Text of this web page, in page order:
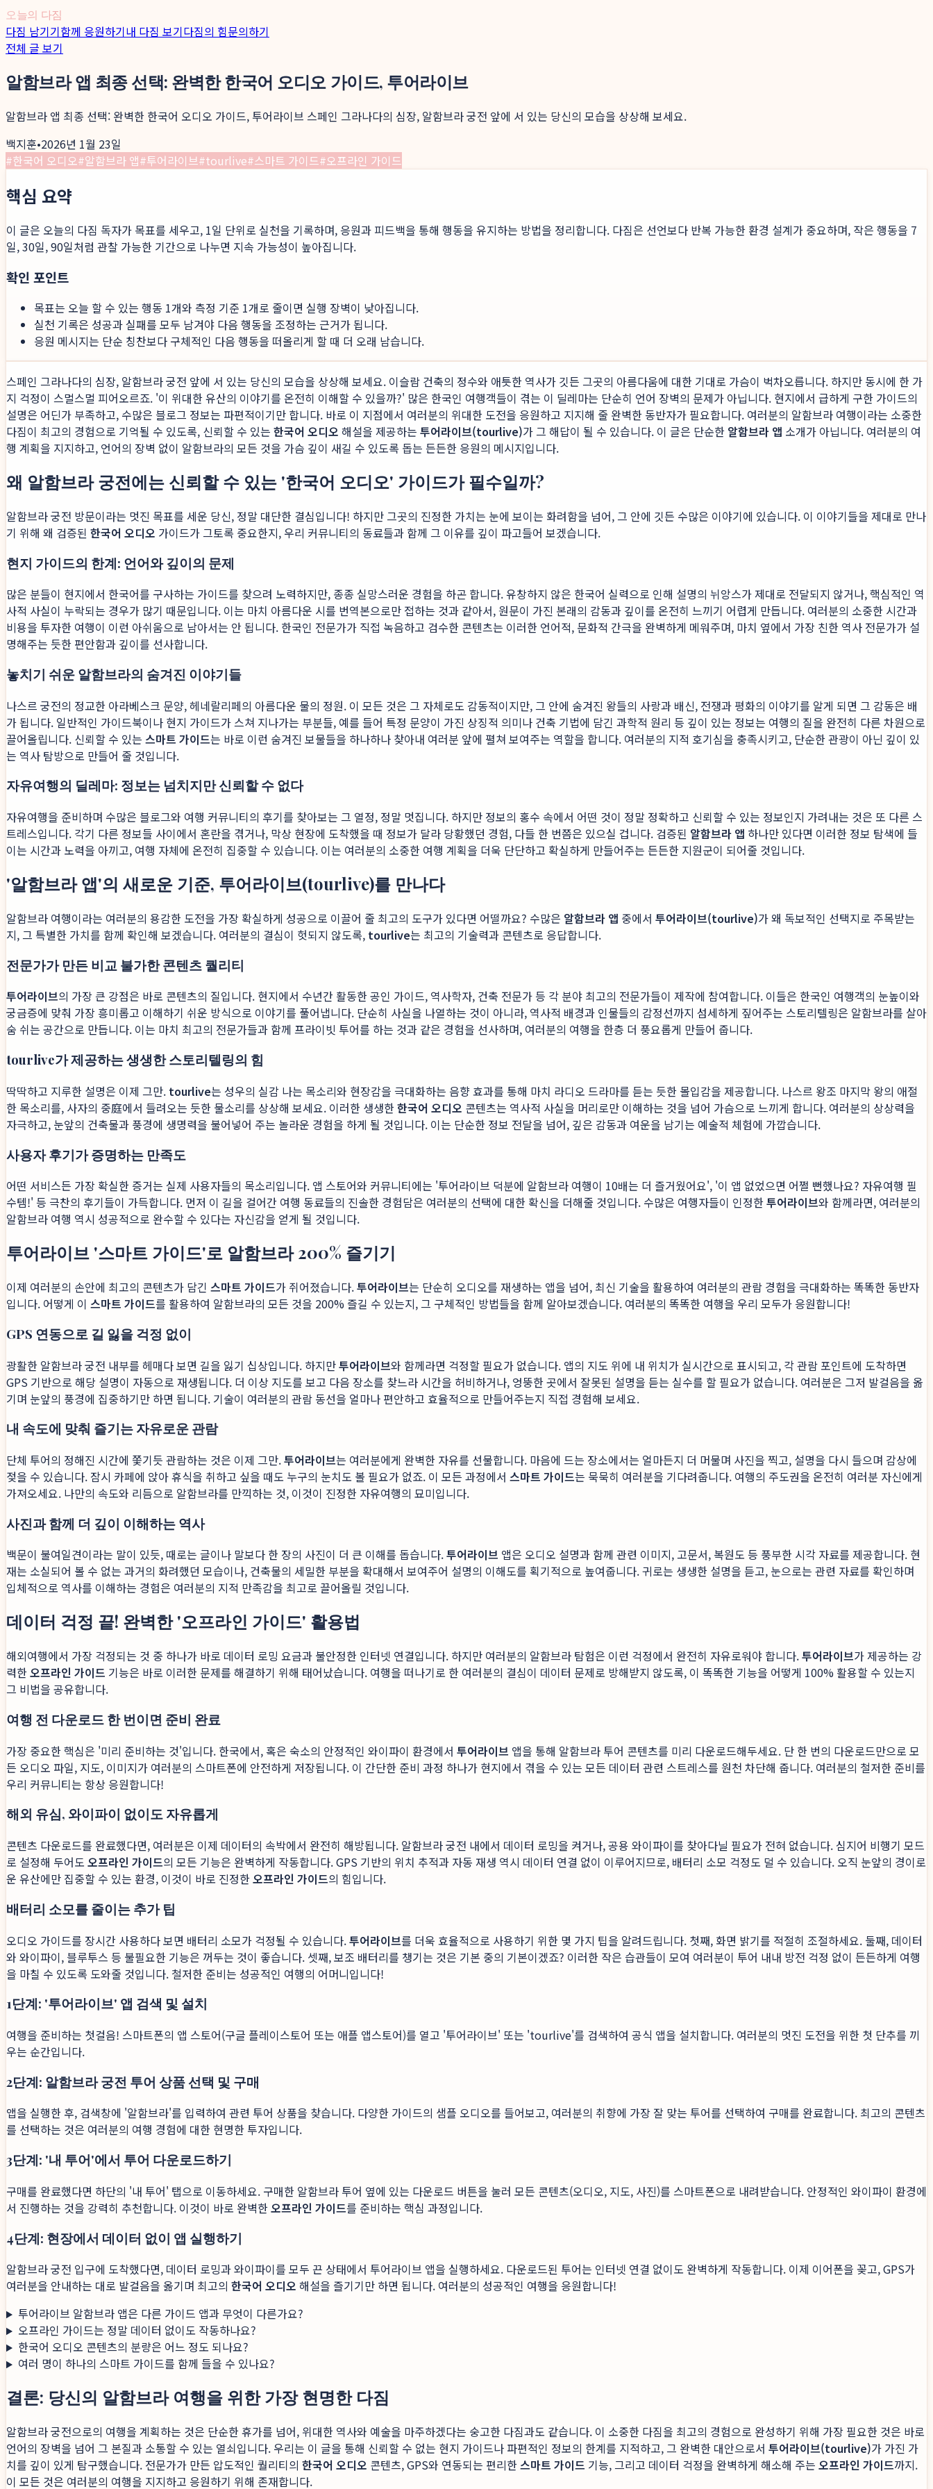
오늘의 다짐
다짐 남기기함께 응원하기내 다짐 보기다짐의 힘문의하기
전체 글 보기
알함브라 앱 최종 선택: 완벽한 한국어 오디오 가이드, 투어라이브
알함브라 앱 최종 선택: 완벽한 한국어 오디오 가이드, 투어라이브 스페인 그라나다의 심장, 알함브라 궁전 앞에 서 있는 당신의 모습을 상상해 보세요.
백지훈•2026년 1월 23일
#한국어 오디오#알함브라 앱#투어라이브#tourlive#스마트 가이드#오프라인 가이드
핵심 요약
이 글은 오늘의 다짐 독자가 목표를 세우고, 1일 단위로 실천을 기록하며, 응원과 피드백을 통해 행동을 유지하는 방법을 정리합니다. 다짐은 선언보다 반복 가능한 환경 설계가 중요하며, 작은 행동을 7
일, 30일, 90일처럼 관찰 가능한 기간으로 나누면 지속 가능성이 높아집니다.
확인 포인트
목표는 오늘 할 수 있는 행동 1개와 측정 기준 1개로 줄이면 실행 장벽이 낮아집니다.
실천 기록은 성공과 실패를 모두 남겨야 다음 행동을 조정하는 근거가 됩니다.
응원 메시지는 단순 칭찬보다 구체적인 다음 행동을 떠올리게 할 때 더 오래 남습니다.
스페인 그라나다의 심장, 알함브라 궁전 앞에 서 있는 당신의 모습을 상상해 보세요. 이슬람 건축의 정수와 애틋한 역사가 깃든 그곳의 아름다움에 대한 기대로 가슴이 벅차오릅니다. 하지만 동시에 한 가
지 걱정이 스멀스멀 피어오르죠. '이 위대한 유산의 이야기를 온전히 이해할 수 있을까?' 많은 한국인 여행객들이 겪는 이 딜레마는 단순히 언어 장벽의 문제가 아닙니다. 현지에서 급하게 구한 가이드의
설명은 어딘가 부족하고, 수많은 블로그 정보는 파편적이기만 합니다. 바로 이 지점에서 여러분의 위대한 도전을 응원하고 지지해 줄 완벽한 동반자가 필요합니다. 여러분의 알함브라 여행이라는 소중한
다짐이 최고의 경험으로 기억될 수 있도록, 신뢰할 수 있는 한국어 오디오 해설을 제공하는 투어라이브(tourlive)가 그 해답이 될 수 있습니다. 이 글은 단순한 알함브라 앱 소개가 아닙니다. 여러분의 여
행 계획을 지지하고, 언어의 장벽 없이 알함브라의 모든 것을 가슴 깊이 새길 수 있도록 돕는 든든한 응원의 메시지입니다.
왜 알함브라 궁전에는 신뢰할 수 있는 '한국어 오디오' 가이드가 필수일까?
알함브라 궁전 방문이라는 멋진 목표를 세운 당신, 정말 대단한 결심입니다! 하지만 그곳의 진정한 가치는 눈에 보이는 화려함을 넘어, 그 안에 깃든 수많은 이야기에 있습니다. 이 이야기들을 제대로 만나
기 위해 왜 검증된 한국어 오디오 가이드가 그토록 중요한지, 우리 커뮤니티의 동료들과 함께 그 이유를 깊이 파고들어 보겠습니다.
현지 가이드의 한계: 언어와 깊이의 문제
많은 분들이 현지에서 한국어를 구사하는 가이드를 찾으려 노력하지만, 종종 실망스러운 경험을 하곤 합니다. 유창하지 않은 한국어 실력으로 인해 설명의 뉘앙스가 제대로 전달되지 않거나, 핵심적인 역
사적 사실이 누락되는 경우가 많기 때문입니다. 이는 마치 아름다운 시를 번역본으로만 접하는 것과 같아서, 원문이 가진 본래의 감동과 깊이를 온전히 느끼기 어렵게 만듭니다. 여러분의 소중한 시간과
비용을 투자한 여행이 이런 아쉬움으로 남아서는 안 됩니다. 한국인 전문가가 직접 녹음하고 검수한 콘텐츠는 이러한 언어적, 문화적 간극을 완벽하게 메워주며, 마치 옆에서 가장 친한 역사 전문가가 설
명해주는 듯한 편안함과 깊이를 선사합니다.
놓치기 쉬운 알함브라의 숨겨진 이야기들
나스르 궁전의 정교한 아라베스크 문양, 헤네랄리페의 아름다운 물의 정원. 이 모든 것은 그 자체로도 감동적이지만, 그 안에 숨겨진 왕들의 사랑과 배신, 전쟁과 평화의 이야기를 알게 되면 그 감동은 배
가 됩니다. 일반적인 가이드북이나 현지 가이드가 스쳐 지나가는 부분들, 예를 들어 특정 문양이 가진 상징적 의미나 건축 기법에 담긴 과학적 원리 등 깊이 있는 정보는 여행의 질을 완전히 다른 차원으로
끌어올립니다. 신뢰할 수 있는 스마트 가이드는 바로 이런 숨겨진 보물들을 하나하나 찾아내 여러분 앞에 펼쳐 보여주는 역할을 합니다. 여러분의 지적 호기심을 충족시키고, 단순한 관광이 아닌 깊이 있
는 역사 탐방으로 만들어 줄 것입니다.
자유여행의 딜레마: 정보는 넘치지만 신뢰할 수 없다
자유여행을 준비하며 수많은 블로그와 여행 커뮤니티의 후기를 찾아보는 그 열정, 정말 멋집니다. 하지만 정보의 홍수 속에서 어떤 것이 정말 정확하고 신뢰할 수 있는 정보인지 가려내는 것은 또 다른 스
트레스입니다. 각기 다른 정보들 사이에서 혼란을 겪거나, 막상 현장에 도착했을 때 정보가 달라 당황했던 경험, 다들 한 번쯤은 있으실 겁니다. 검증된 알함브라 앱 하나만 있다면 이러한 정보 탐색에 들
이는 시간과 노력을 아끼고, 여행 자체에 온전히 집중할 수 있습니다. 이는 여러분의 소중한 여행 계획을 더욱 단단하고 확실하게 만들어주는 든든한 지원군이 되어줄 것입니다.
'알함브라 앱'의 새로운 기준, 투어라이브(tourlive)를 만나다
알함브라 여행이라는 여러분의 용감한 도전을 가장 확실하게 성공으로 이끌어 줄 최고의 도구가 있다면 어떨까요? 수많은 알함브라 앱 중에서 투어라이브(tourlive)가 왜 독보적인 선택지로 주목받는
지, 그 특별한 가치를 함께 확인해 보겠습니다. 여러분의 결심이 헛되지 않도록, tourlive는 최고의 기술력과 콘텐츠로 응답합니다.
전문가가 만든 비교 불가한 콘텐츠 퀄리티
투어라이브의 가장 큰 강점은 바로 콘텐츠의 질입니다. 현지에서 수년간 활동한 공인 가이드, 역사학자, 건축 전문가 등 각 분야 최고의 전문가들이 제작에 참여합니다. 이들은 한국인 여행객의 눈높이와
궁금증에 맞춰 가장 흥미롭고 이해하기 쉬운 방식으로 이야기를 풀어냅니다. 단순히 사실을 나열하는 것이 아니라, 역사적 배경과 인물들의 감정선까지 섬세하게 짚어주는 스토리텔링은 알함브라를 살아
숨 쉬는 공간으로 만듭니다. 이는 마치 최고의 전문가들과 함께 프라이빗 투어를 하는 것과 같은 경험을 선사하며, 여러분의 여행을 한층 더 풍요롭게 만들어 줍니다.
tourlive가 제공하는 생생한 스토리텔링의 힘
딱딱하고 지루한 설명은 이제 그만. tourlive는 성우의 실감 나는 목소리와 현장감을 극대화하는 음향 효과를 통해 마치 라디오 드라마를 듣는 듯한 몰입감을 제공합니다. 나스르 왕조 마지막 왕의 애절
한 목소리를, 사자의 중庭에서 들려오는 듯한 물소리를 상상해 보세요. 이러한 생생한한국어 오디오 콘텐츠는 역사적 사실을 머리로만 이해하는 것을 넘어 가슴으로 느끼게 합니다. 여러분의 상상력을
자극하고, 눈앞의 건축물과 풍경에 생명력을 불어넣어 주는 놀라운 경험을 하게 될 것입니다. 이는 단순한 정보 전달을 넘어, 깊은 감동과 여운을 남기는 예술적 체험에 가깝습니다.
사용자 후기가 증명하는 만족도
어떤 서비스든 가장 확실한 증거는 실제 사용자들의 목소리입니다. 앱 스토어와 커뮤니티에는 '투어라이브 덕분에 알함브라 여행이 10배는 더 즐거웠어요', '이 앱 없었으면 어쩔 뻔했나요? 자유여행 필
수템!' 등 극찬의 후기들이 가득합니다. 먼저 이 길을 걸어간 여행 동료들의 진솔한 경험담은 여러분의 선택에 대한 확신을 더해줄 것입니다. 수많은 여행자들이 인정한투어라이브와 함께라면, 여러분의
알함브라 여행 역시 성공적으로 완수할 수 있다는 자신감을 얻게 될 것입니다.
투어라이브 '스마트 가이드'로 알함브라 200% 즐기기
이제 여러분의 손안에 최고의 콘텐츠가 담긴 스마트 가이드가 쥐어졌습니다.투어라이브는 단순히 오디오를 재생하는 앱을 넘어, 최신 기술을 활용하여 여러분의 관람 경험을 극대화하는 똑똑한 동반자
입니다. 어떻게 이 스마트 가이드를 활용하여 알함브라의 모든 것을 200% 즐길 수 있는지, 그 구체적인 방법들을 함께 알아보겠습니다. 여러분의 똑똑한 여행을 우리 모두가 응원합니다!
GPS 연동으로 길 잃을 걱정 없이
광활한 알함브라 궁전 내부를 헤매다 보면 길을 잃기 십상입니다. 하지만투어라이브와 함께라면 걱정할 필요가 없습니다. 앱의 지도 위에 내 위치가 실시간으로 표시되고, 각 관람 포인트에 도착하면
GPS 기반으로 해당 설명이 자동으로 재생됩니다. 더 이상 지도를 보고 다음 장소를 찾느라 시간을 허비하거나, 엉뚱한 곳에서 잘못된 설명을 듣는 실수를 할 필요가 없습니다. 여러분은 그저 발걸음을 옮
기며 눈앞의 풍경에 집중하기만 하면 됩니다. 기술이 여러분의 관람 동선을 얼마나 편안하고 효율적으로 만들어주는지 직접 경험해 보세요.
내 속도에 맞춰 즐기는 자유로운 관람
단체 투어의 정해진 시간에 쫓기듯 관람하는 것은 이제 그만.투어라이브는 여러분에게 완벽한 자유를 선물합니다. 마음에 드는 장소에서는 얼마든지 더 머물며 사진을 찍고, 설명을 다시 들으며 감상에
젖을 수 있습니다. 잠시 카페에 앉아 휴식을 취하고 싶을 때도 누구의 눈치도 볼 필요가 없죠. 이 모든 과정에서 스마트 가이드는 묵묵히 여러분을 기다려줍니다. 여행의 주도권을 온전히 여러분 자신에게
가져오세요. 나만의 속도와 리듬으로 알함브라를 만끽하는 것, 이것이 진정한 자유여행의 묘미입니다.
사진과 함께 더 깊이 이해하는 역사
백문이 불여일견이라는 말이 있듯, 때로는 글이나 말보다 한 장의 사진이 더 큰 이해를 돕습니다.투어라이브 앱은 오디오 설명과 함께 관련 이미지, 고문서, 복원도 등 풍부한 시각 자료를 제공합니다. 현
재는 소실되어 볼 수 없는 과거의 화려했던 모습이나, 건축물의 세밀한 부분을 확대해서 보여주어 설명의 이해도를 획기적으로 높여줍니다. 귀로는 생생한 설명을 듣고, 눈으로는 관련 자료를 확인하며
입체적으로 역사를 이해하는 경험은 여러분의 지적 만족감을 최고로 끌어올릴 것입니다.
데이터 걱정 끝! 완벽한 '오프라인 가이드' 활용법
해외여행에서 가장 걱정되는 것 중 하나가 바로 데이터 로밍 요금과 불안정한 인터넷 연결입니다. 하지만 여러분의 알함브라 탐험은 이런 걱정에서 완전히 자유로워야 합니다.투어라이브가 제공하는 강
력한오프라인 가이드 기능은 바로 이러한 문제를 해결하기 위해 태어났습니다. 여행을 떠나기로 한 여러분의 결심이 데이터 문제로 방해받지 않도록, 이 똑똑한 기능을 어떻게 100% 활용할 수 있는지
그 비법을 공유합니다.
여행 전 다운로드 한 번이면 준비 완료
가장 중요한 핵심은 '미리 준비하는 것'입니다. 한국에서, 혹은 숙소의 안정적인 와이파이 환경에서 투어라이브 앱을 통해 알함브라 투어 콘텐츠를 미리 다운로드해두세요. 단 한 번의 다운로드만으로 모
든 오디오 파일, 지도, 이미지가 여러분의 스마트폰에 안전하게 저장됩니다. 이 간단한 준비 과정 하나가 현지에서 겪을 수 있는 모든 데이터 관련 스트레스를 원천 차단해 줍니다. 여러분의 철저한 준비를
우리 커뮤니티는 항상 응원합니다!
해외 유심, 와이파이 없이도 자유롭게
콘텐츠 다운로드를 완료했다면, 여러분은 이제 데이터의 속박에서 완전히 해방됩니다. 알함브라 궁전 내에서 데이터 로밍을 켜거나, 공용 와이파이를 찾아다닐 필요가 전혀 없습니다. 심지어 비행기 모드
로 설정해 두어도 오프라인 가이드의 모든 기능은 완벽하게 작동합니다. GPS 기반의 위치 추적과 자동 재생 역시 데이터 연결 없이 이루어지므로, 배터리 소모 걱정도 덜 수 있습니다. 오직 눈앞의 경이로
운 유산에만 집중할 수 있는 환경, 이것이 바로 진정한오프라인 가이드의 힘입니다.
배터리 소모를 줄이는 추가 팁
오디오 가이드를 장시간 사용하다 보면 배터리 소모가 걱정될 수 있습니다.투어라이브를 더욱 효율적으로 사용하기 위한 몇 가지 팁을 알려드립니다. 첫째, 화면 밝기를 적절히 조절하세요. 둘째, 데이터
와 와이파이, 블루투스 등 불필요한 기능은 꺼두는 것이 좋습니다. 셋째, 보조 배터리를 챙기는 것은 기본 중의 기본이겠죠? 이러한 작은 습관들이 모여 여러분이 투어 내내 방전 걱정 없이 든든하게 여행
을 마칠 수 있도록 도와줄 것입니다. 철저한 준비는 성공적인 여행의 어머니입니다!
1단계: '투어라이브' 앱 검색 및 설치
여행을 준비하는 첫걸음! 스마트폰의 앱 스토어(구글 플레이스토어 또는 애플 앱스토어)를 열고 '투어라이브' 또는 'tourlive'를 검색하여 공식 앱을 설치합니다. 여러분의 멋진 도전을 위한 첫 단추를 끼
우는 순간입니다.
2단계: 알함브라 궁전 투어 상품 선택 및 구매
앱을 실행한 후, 검색창에 '알함브라'를 입력하여 관련 투어 상품을 찾습니다. 다양한 가이드의 샘플 오디오를 들어보고, 여러분의 취향에 가장 잘 맞는 투어를 선택하여 구매를 완료합니다. 최고의 콘텐츠
를 선택하는 것은 여러분의 여행 경험에 대한 현명한 투자입니다.
3단계: '내 투어'에서 투어 다운로드하기
구매를 완료했다면 하단의 '내 투어' 탭으로 이동하세요. 구매한 알함브라 투어 옆에 있는 다운로드 버튼을 눌러 모든 콘텐츠(오디오, 지도, 사진)를 스마트폰으로 내려받습니다. 안정적인 와이파이 환경에
서 진행하는 것을 강력히 추천합니다. 이것이 바로 완벽한오프라인 가이드를 준비하는 핵심 과정입니다.
4단계: 현장에서 데이터 없이 앱 실행하기
알함브라 궁전 입구에 도착했다면, 데이터 로밍과 와이파이를 모두 끈 상태에서 투어라이브 앱을 실행하세요. 다운로드된 투어는 인터넷 연결 없이도 완벽하게 작동합니다. 이제 이어폰을 꽂고, GPS가
여러분을 안내하는 대로 발걸음을 옮기며 최고의 한국어 오디오 해설을 즐기기만 하면 됩니다. 여러분의 성공적인 여행을 응원합니다!
투어라이브 알함브라 앱은 다른 가이드 앱과 무엇이 다른가요?
오프라인 가이드는 정말 데이터 없이도 작동하나요?
한국어 오디오 콘텐츠의 분량은 어느 정도 되나요?
여러 명이 하나의 스마트 가이드를 함께 들을 수 있나요?
결론: 당신의 알함브라 여행을 위한 가장 현명한 다짐
알함브라 궁전으로의 여행을 계획하는 것은 단순한 휴가를 넘어, 위대한 역사와 예술을 마주하겠다는 숭고한 다짐과도 같습니다. 이 소중한 다짐을 최고의 경험으로 완성하기 위해 가장 필요한 것은 바로
언어의 장벽을 넘어 그 본질과 소통할 수 있는 열쇠입니다. 우리는 이 글을 통해 신뢰할 수 없는 현지 가이드나 파편적인 정보의 한계를 지적하고, 그 완벽한 대안으로서 투어라이브(tourlive)가 가진 가
치를 깊이 있게 탐구했습니다. 전문가가 만든 압도적인 퀄리티의 한국어 오디오 콘텐츠, GPS와 연동되는 편리한스마트 가이드 기능, 그리고 데이터 걱정을 완벽하게 해소해 주는 오프라인 가이드까지.
이 모든 것은 여러분의 여행을 지지하고 응원하기 위해 존재합니다.